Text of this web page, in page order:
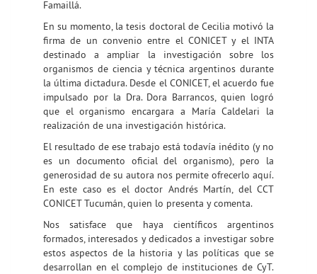
Famaillá.
En su momento, la tesis doctoral de Cecilia motivó la
firma de un convenio entre el CONICET y el INTA
destinado a ampliar la investigación sobre los
organismos de ciencia y técnica argentinos durante
la última dictadura. Desde el CONICET, el acuerdo fue
impulsado por la Dra. Dora Barrancos, quien logró
que el organismo encargara a María Caldelari la
realización de una investigación histórica.
El resultado de ese trabajo está todavía inédito (y no
es un documento oficial del organismo), pero la
generosidad de su autora nos permite ofrecerlo aquí.
En este caso es el doctor Andrés Martín, del CCT
CONICET Tucumán, quien lo presenta y comenta.
Nos satisface que haya científicos argentinos
formados, interesados y dedicados a investigar sobre
estos aspectos de la historia y las políticas que se
desarrollan en el complejo de instituciones de CyT.